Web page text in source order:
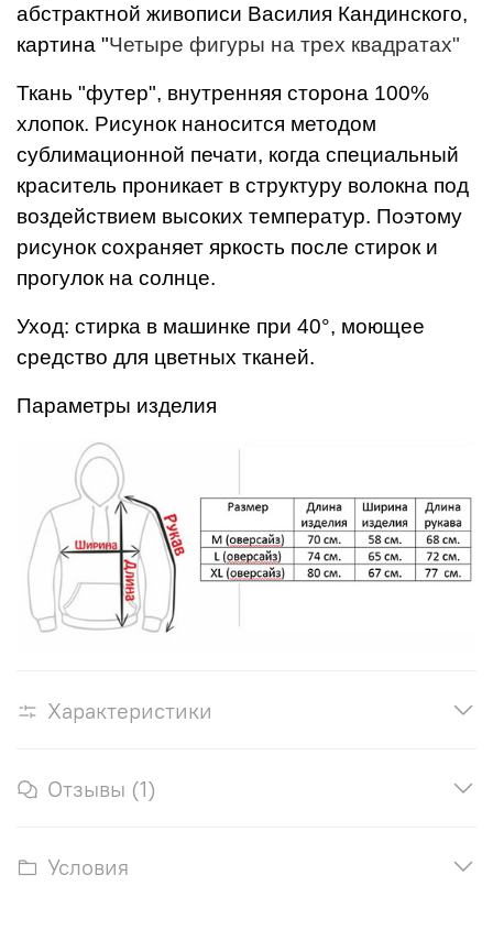
абстрактной живописи Василия Кандинского,
картина "Четыре фигуры на трех квадратах"
Ткань "футер", внутренняя сторона 100%
хлопок. Рисунок наносится методом
сублимационной печати, когда специальный
краситель проникает в структуру волокна под
воздействием высоких температур. Поэтому
рисунок сохраняет яркость после стирок и
прогулок на солнце.
Уход: стирка в машинке при 40°, моющее
средство для цветных тканей.
Параметры изделия
Характеристики
Отзывы (1)
Условия